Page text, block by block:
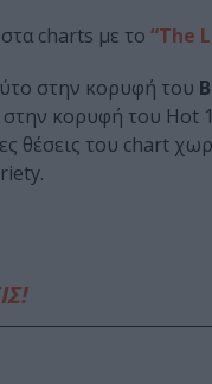
στα charts με το “The
στην κορυφή του
κορυφή του Hot
θέσεις του chart